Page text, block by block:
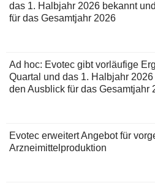
das 1. Halbjahr 2026 bekannt
für das Gesamtjahr 2026
Ad hoc: Evotec gibt vorläufige
Quartal und das 1. Halbjahr
den Ausblick für das Gesamtjahr
Evotec erweitert Angebot für
Arzneimittelproduktion